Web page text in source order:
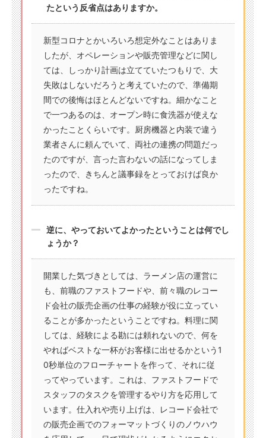
たという反省点はありますか。
新型コロナとかいろいろ想定外なことはありま
したが、オペレーションや販売管理などに関し
ては、しっかり計画は立てていたつもりで、大
失敗はしないだろうと考えていたので、準備期
間での後悔はほとんどないですね。細かなこと
で一つあるのは、オープン時に食洗器が使えな
かったことくらいです。厨房機器と内装で違う
業者さんに頼んでいて、両社の連携の問題だっ
たのですが、言った言わないの話になってしま
ったので、きちんと議事録をとっておけば良か
ったですね。
逆に、やっておいてよかったということは何でし
ょうか？
開業した気づきとしては、ラーメン店の運営に
も、前職のファストフードや、前々職のレコー
ド会社の販売企画の仕事の経験が役に立ってい
ることが多かったということですね。料理に関
しては、経験による勘には頼れないので、何を
やればベストな一杯がお客様に出せるかという1
0秒単位のフローチャートを作って、それに従
ってやっています。これは、ファストフードで
スタッフのタスクを管理するやり方を応用して
います。仕入れや売り上げは、レコード会社で
の販売企画でのフォーマットづくりのノウハウ